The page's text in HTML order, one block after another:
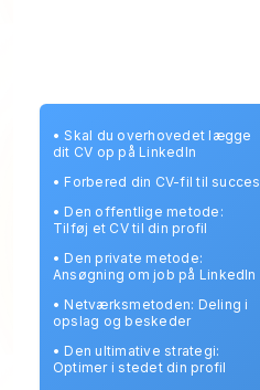
•Skal du overhovedet lægge
dit CV op på LinkedIn
• Forbered din CV-fil til succes
• Den offentlige metode:
Tilføj et CV til din profil
• Den private metode:
Ansøgning om job på LinkedIn
• Netværksmetoden: Deling i
opslag og beskeder
• Den ultimative strategi:
Optimer i stedet din profil